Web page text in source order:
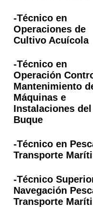
-Técnico en
Operaciones de
Cultivo Acuícola
-Técnico en
Operación
Mantenimiento
Máquinas e
Instalaciones del
Buque
-Técnico en
Transporte
-Técnico
Navegación
Transporte